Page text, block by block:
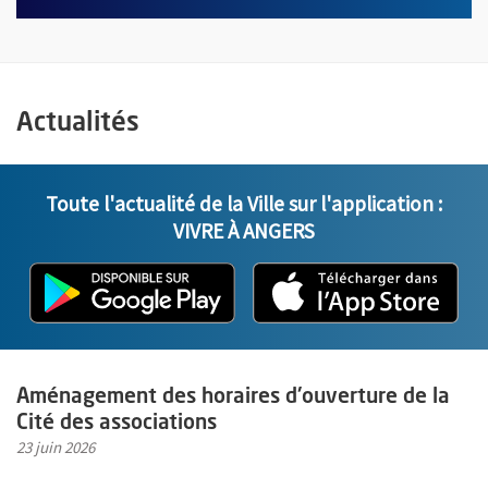
Actualités
Toute l'actualité de la Ville sur l'application :
VIVRE À ANGERS
L'application "Vivre à Angers" -
, Ouvre une nouvelle fenêtre ,
Aménagement des horaires d'ouverture de la
Cité des associations
23 juin 2026
En savoir plus sur l'actualité Aménagement des horaires